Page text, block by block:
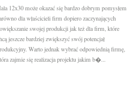
12x30 może okazać się bardzo dobrym pomysłem
dla właścicieli firm dopiero zaczynających
swojej produkcji jak też dla firm, które
jeszcze bardziej zwiększyć swój potencjał
Warto jednak wybrać odpowiednią firmę,
zajmie się realizacja projektu jakim b�...